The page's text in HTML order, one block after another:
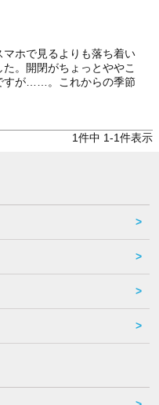
ホで見るよりも落ち着い
。開閉がちょっとややこ
すが……。これからの季節
1件中 1-1件表示